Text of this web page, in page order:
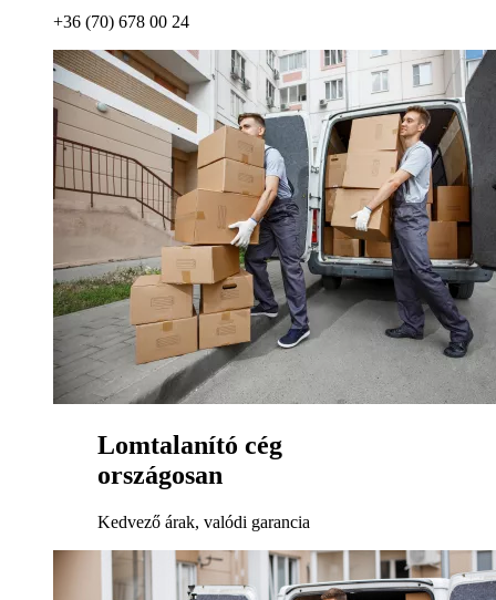
+36 (70) 678 00 24
Lomtalanító cég
országosan
Kedvező árak, valódi garancia